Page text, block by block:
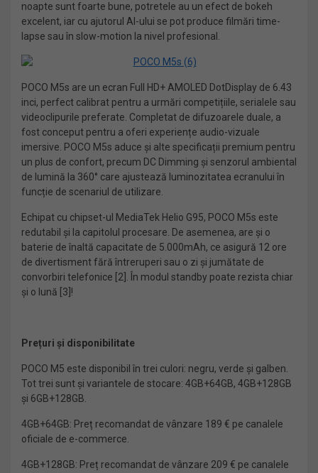
noapte sunt foarte bune, potretele au un efect de bokeh
excelent, iar cu ajutorul AI-ului se pot produce filmări time-
lapse sau în slow-motion la nivel profesional.
POCO M5s are un ecran Full HD+ AMOLED DotDisplay de 6.43
inci, perfect calibrat pentru a urmări competițiile, serialele sau
videoclipurile preferate. Completat de difuzoarele duale, a
fost conceput pentru a oferi experiențe audio-vizuale
imersive. POCO M5s aduce și alte specificații premium pentru
un plus de confort, precum DC Dimming și senzorul ambiental
de lumină la 360° care ajustează luminozitatea ecranului în
funcție de scenariul de utilizare.
Echipat cu chipset-ul MediaTek Helio G95, POCO M5s este
redutabil și la capitolul procesare. De asemenea, are și o
baterie de înaltă capacitate de 5.000mAh, ce asigură 12 ore
de divertisment fără întreruperi sau o zi și jumătate de
convorbiri telefonice [2]. În modul standby poate rezista chiar
și o lună [3]!
Prețuri și disponibilitate
POCO M5 este disponibil în trei culori: negru, verde și galben.
Tot trei sunt și variantele de stocare: 4GB+64GB, 4GB+128GB
și 6GB+128GB.
4GB+64GB: Preț recomandat de vânzare 189 € pe canalele
oficiale de e-commerce.
4GB+128GB: Preț recomandat de vânzare 209 € pe canalele